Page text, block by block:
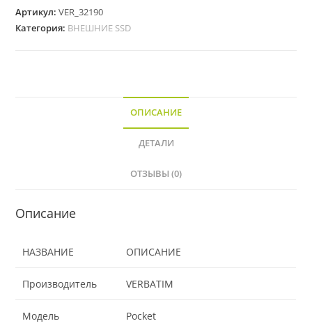
Артикул:VER_32190
Категория: ВНЕШНИЕ SSD
ОПИСАНИЕ
ДЕТАЛИ
ОТЗЫВЫ (0)
Описание
НАЗВАНИЕ ОПИСАНИЕ
Производитель VERBATIM
Модель Pocket